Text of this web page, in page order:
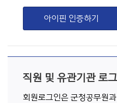
아이핀 인증하기
직원 및 유관기관 로
회원로그인은 군청공무원